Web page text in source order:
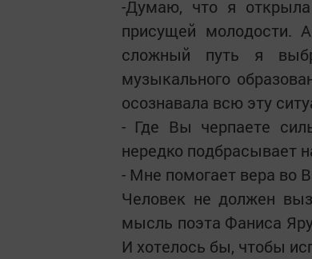
-Думаю, что я открыла
присущей молодости.
сложный путь я
музыкального
осознавала всю эту
- Где Вы черпаете
нередко подбрасывает
- Мне помогает вера во
Человек не должен
мысль поэта Фаниса
И хотелось бы, чтобы